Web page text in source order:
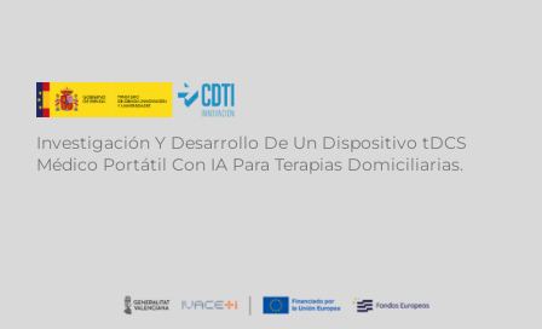
Investigación Y Desarrollo De Un Dispositivo tDCS
Médico Portátil Con IA Para Terapias Domiciliarias.